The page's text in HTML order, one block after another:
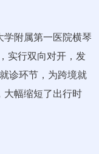
学附属第一医院横琴
实行双向对开，发
诊环节，为跨境就
大幅缩短了出行时